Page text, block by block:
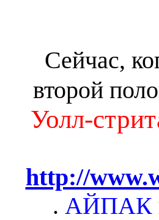
Сейчас,
второй
Уолл-
http://
. АЙПАК